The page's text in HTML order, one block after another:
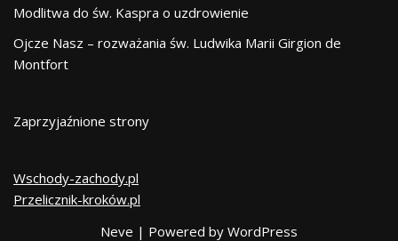
Modlitwa do św. Kaspra o uzdrowienie
Ojcze Nasz – rozważania św. Ludwika Marii Girgion de
Montfort
Zaprzyjaźnione strony
Wschody-zachody.pl
Przelicznik-kroków.pl
Neve | Powered by WordPress